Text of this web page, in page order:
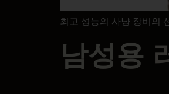
최고 성능의 사냥 장비의
남성용